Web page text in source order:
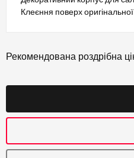
Клеєння поверх оригінальної
Рекомендована роздрібна